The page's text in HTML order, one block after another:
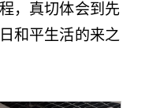
，真切体会到先
和平生活的来之